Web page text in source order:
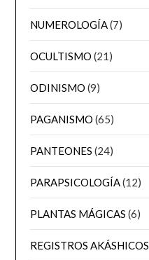
NUMEROLOGÍA(7)
OCULTISMO (21)
ODINISMO (9)
PAGANISMO (65)
PANTEONES (24)
PARAPSICOLOGÍA(12)
PLANTAS MÁGICAS (6)
REGISTROS AKÁSHICOS